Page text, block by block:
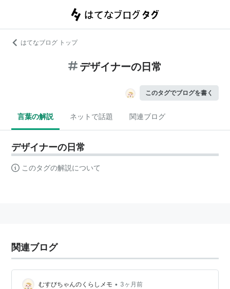
はてなブログ トップ
デザイナーの日常
このタグでブログを書く
言葉の解説 ネットで話題 関連ブログ
デザイナーの日常
このタグの解説について
関連ブログ
むすびちゃんのくらしメモ • 3ヶ月前